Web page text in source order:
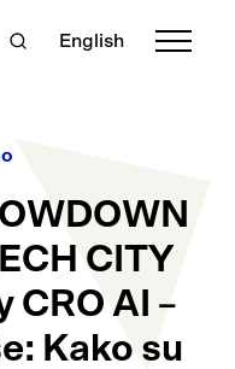
English
CITY
CRO AI –
Kako su